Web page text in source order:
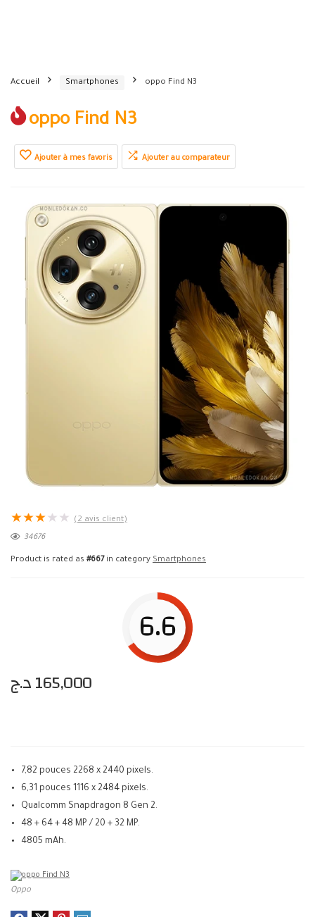
Accueil Smartphones oppo Find N3
oppo Find N3
Ajouter à mes favoris Ajouter au comparateur
★★★ ★ ★ (2avis client)
34676
Product is rated as #667in category Smartphones
6.6
165,000د.ج
7,82 pouces 2268 x 2440 pixels.
6,31 pouces 1116 x 2484 pixels.
Qualcomm Snapdragon 8 Gen 2.
48 + 64 + 48 MP / 20 + 32 MP.
4805 mAh.
Oppo